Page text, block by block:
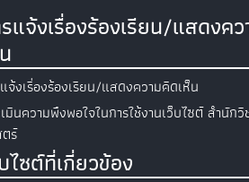
แจ้งเรื่องร้องเรียน/แสดงค
จ้งเรื่องร้องเรียน/แสดงความคิดเห็น
มินความพึงพอใจในการใช้งานเว็บไซต์ สำนักวิ
ร์
ไซต์ที่เกี่ยวข้อง